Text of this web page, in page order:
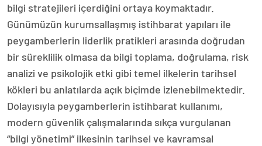
bilgi stratejileri içerdiğini ortaya koymaktadır.
Günümüzün kurumsallaşmış istihbarat yapıları ile
peygamberlerin liderlik pratikleri arasında doğrudan
bir süreklilik olmasa da bilgi toplama, doğrulama, risk
analizi ve psikolojik etki gibi temel ilkelerin tarihsel
kökleri bu anlatılarda açık biçimde izlenebilmektedir.
Dolayısıyla peygamberlerin istihbarat kullanımı,
modern güvenlik çalışmalarında sıkça vurgulanan
“bilgi yönetimi” ilkesinin tarihsel ve kavramsal